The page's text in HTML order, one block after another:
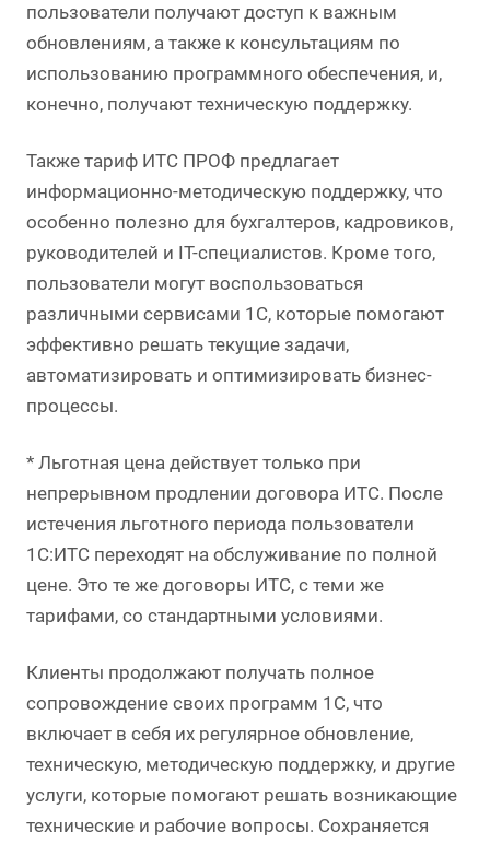
пользователи получают доступ к важным
обновлениям, а также к консультациям по
использованию программного обеспечения, и,
конечно, получают техническую поддержку.
Также тариф ИТС ПРОФ предлагает
информационно-методическую поддержку, что
особенно полезно для бухгалтеров, кадровиков,
руководителей и IT-специалистов. Кроме того,
пользователи могут воспользоваться
различными сервисами 1С, которые помогают
эффективно решать текущие задачи,
автоматизировать и оптимизировать бизнес-
процессы.
* Льготная цена действует только при
непрерывном продлении договора ИТС. После
истечения льготного периода пользователи
1С:ИТС переходят на обслуживание по полной
цене. Это те же договоры ИТС, с теми же
тарифами, со стандартными условиями.
Клиенты продолжают получать полное
сопровождение своих программ 1С, что
включает в себя их регулярное обновление,
техническую, методическую поддержку, и другие
услуги, которые помогают решать возникающие
технические и рабочие вопросы. Сохраняется